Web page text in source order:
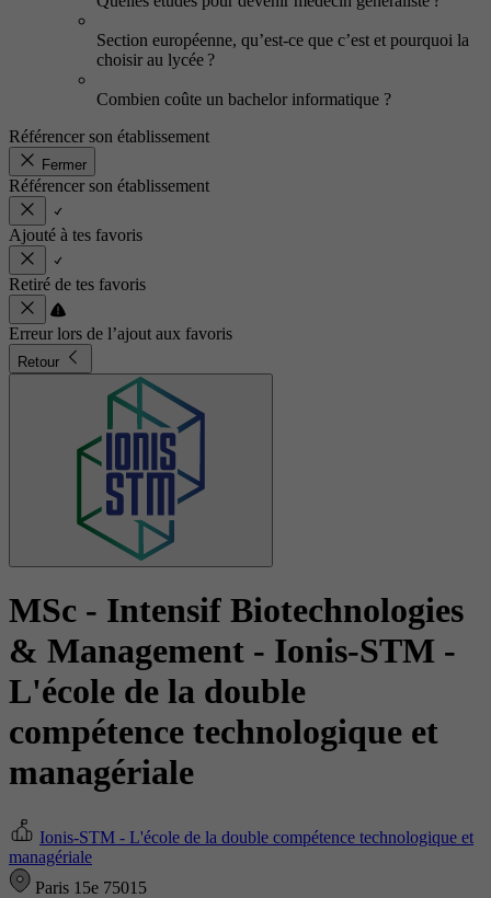
Section européenne, qu’est-ce que c’est et pourquoi la
choisir au lycée ?
Combien coûte un bachelor informatique ?
Référencer son établissement
Fermer
Référencer son établissement
Ajouté à tes favoris
Retiré de tes favoris
Erreur lors de l’ajout aux favoris
Retour
MSc - Intensif Biotechnologies
& Management - Ionis-STM -
L'école de la double
compétence technologique et
managériale
Ionis-STM - L'école de la double compétence technologique et
managériale
Paris 15e 75015